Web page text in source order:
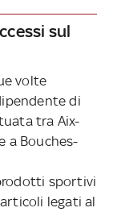
sul
volte
di
tra Aix-
a Bouches-
sportivi
legati al